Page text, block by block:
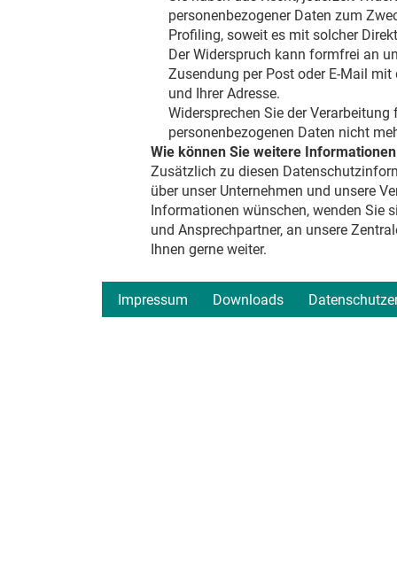
personenbezogener Daten zum
Profiling, soweit es mit solcher
Der Widerspruch kann formfrei an
Zusendung per Post oder E-Mail mit
und Ihrer Adresse.
Widersprechen Sie der
personenbezogenen Daten nicht
Wie können Sie weitere
Zusätzlich zu diesen
über unser Unternehmen und unsere
Informationen wünschen, wenden Sie
und Ansprechpartner, an unsere
Ihnen gerne weiter.
Impressum Downloads